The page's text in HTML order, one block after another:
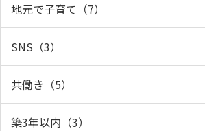
地元で子育て（7）
SNS（3）
共働き（5）
築3年以内（3）